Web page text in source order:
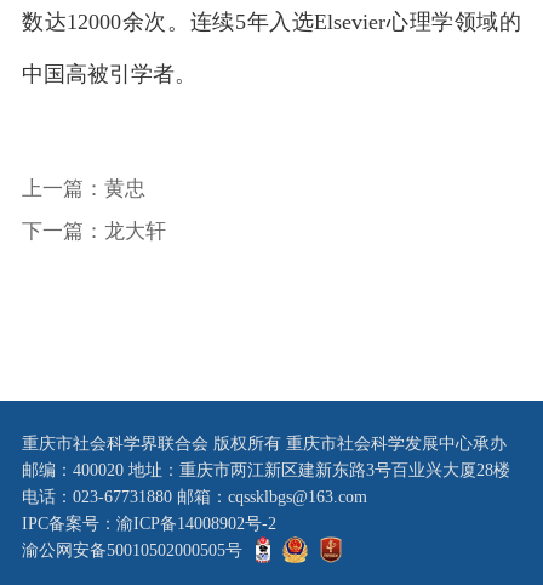
数达12000余次。连续5年入选Elsevier心理学领域的
中国高被引学者。
上一篇：黄忠
下一篇：龙大轩
重庆市社会科学界联合会 版权所有 重庆市社会科学发展中心承办
邮编：400020 地址：重庆市两江新区建新东路3号百业兴大厦28楼
电话：023-67731880 邮箱：cqssklbgs@163.com
IPC备案号：渝ICP备14008902号-2
渝公网安备50010502000505号